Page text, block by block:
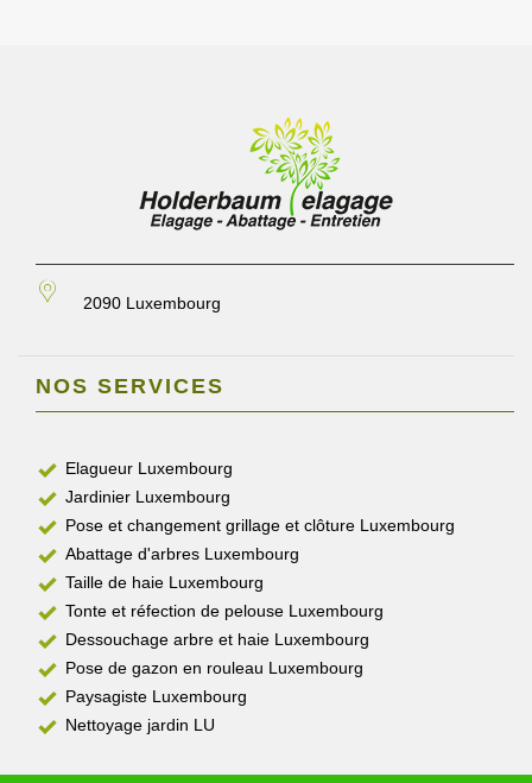
2090 Luxembourg
NOS SERVICES
Elagueur Luxembourg
Jardinier Luxembourg
Pose et changement grillage et clôture Luxembourg
Abattage d'arbres Luxembourg
Taille de haie Luxembourg
Tonte et réfection de pelouse Luxembourg
Dessouchage arbre et haie Luxembourg
Pose de gazon en rouleau Luxembourg
Paysagiste Luxembourg
Nettoyage jardin LU